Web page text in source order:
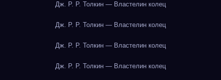
Дж. Р. Р. Толкин — Властелин колец
Дж. Р. Р. Толкин — Властелин колец
Дж. Р. Р. Толкин — Властелин колец
Дж. Р. Р. Толкин — Властелин колец